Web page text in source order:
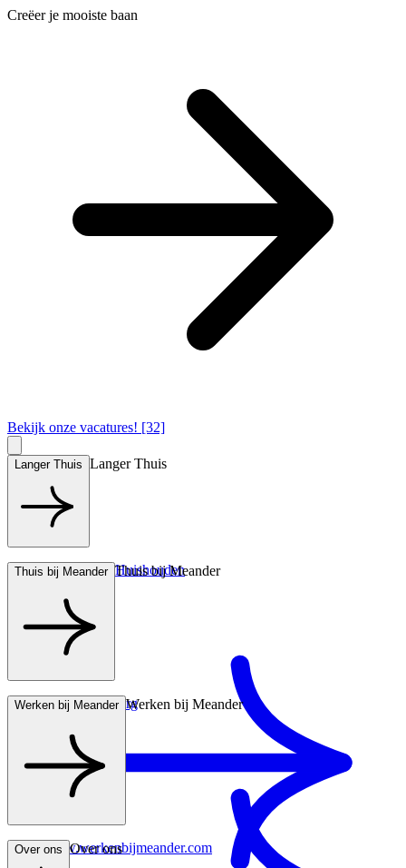
Creëer je mooiste baan
Bekijk onze vacatures! [32]
Langer Thuis Langer Thuis
Hulp bij het Huishouden
Thuis bij Meander Thuis bij Meander
Wonen met zorg
Werken bij Meander Werken bij Meander
www.werkenbijmeander.com
Over ons Over ons